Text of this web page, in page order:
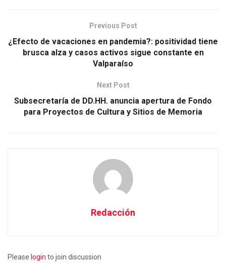
Previous Post
¿Efecto de vacaciones en pandemia?: positividad tiene
brusca alza y casos activos sigue constante en
Valparaíso
Next Post
Subsecretaría de DD.HH. anuncia apertura de Fondo
para Proyectos de Cultura y Sitios de Memoria
Redacción
Please login to join discussion